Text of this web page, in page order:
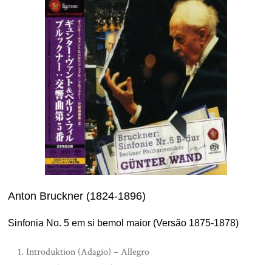
Anton Bruckner (1824-1896)
Sinfonia No. 5 em si bemol maior (Versão 1875-1878)
Introduktion (Adagio) – Allegro